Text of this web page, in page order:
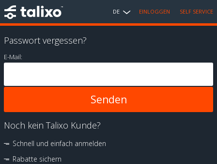
DE EINLOGGEN SELF SERVICE
Passwort vergessen?
E-Mail:
Noch kein Talixo Kunde?
Schnell und einfach anmelden
Rabatte sichern